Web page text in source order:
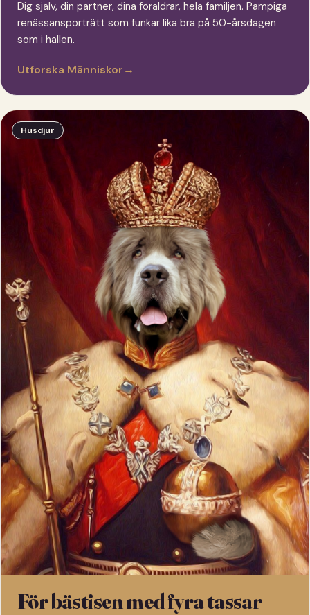
Dig själv, din partner, dina föräldrar, hela familjen. Pampiga
renässansporträtt som funkar lika bra på 50-årsdagen
som i hallen.
Utforska Människor→
Husdjur
För bästisen med fyra tassar